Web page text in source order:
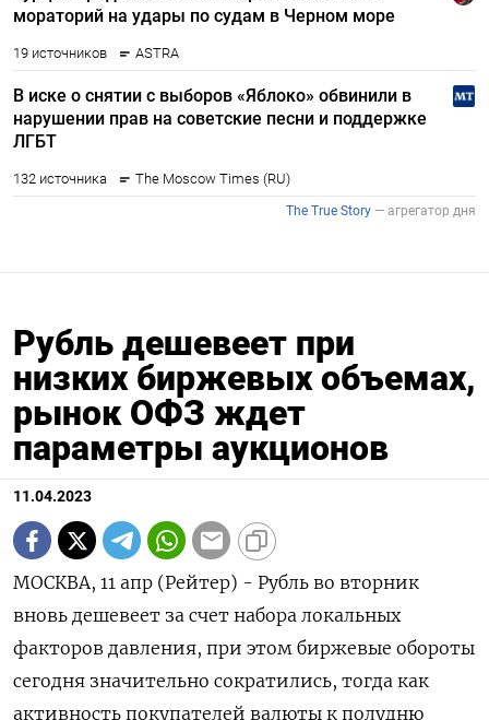
Рубль дешевеет при
низких биржевых объемах,
рынок ОФЗ ждет
параметры аукционов
11.04.2023
МОСКВА, 11 апр (Рейтер) - Рубль во вторник
вновь дешевеет за счет набора локальных
факторов давления, при этом биржевые обороты
сегодня значительно сократились, тогда как
активность покупателей валюты к полудню